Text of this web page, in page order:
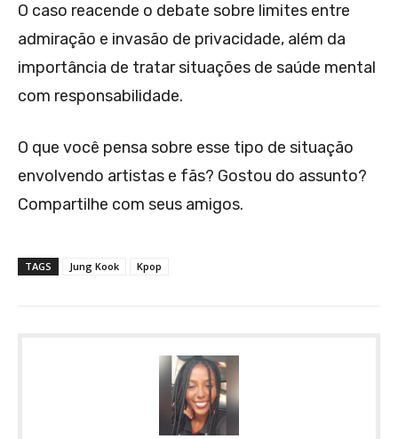
O caso reacende o debate sobre limites entre
admiração e invasão de privacidade, além da
importância de tratar situações de saúde mental
com responsabilidade.
O que você pensa sobre esse tipo de situação
envolvendo artistas e fãs? Gostou do assunto?
Compartilhe com seus amigos.
TAGS Jung Kook Kpop